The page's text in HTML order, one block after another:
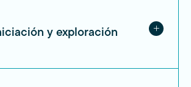
y exploración